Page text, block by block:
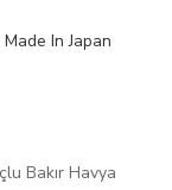
In Japan